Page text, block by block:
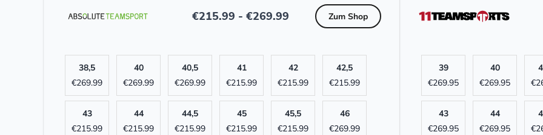
€215.99 - €269.99 Zum Shop
38,5
€269.99
40
€269.99
40,5
€269.99
41
€215.99
42
€215.99
42,5
€215.99
43
€215.99
44
€215.99
44,5
€215.99
45
€215.99
45,5
€215.99
46
€269.99
39
€269.95
40
€269.95
€
43
€269.95
44
€269.95
€